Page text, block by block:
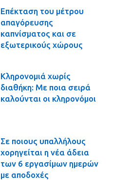
Επέκταση του μέτρου
απαγόρευσης
καπνίσματος και σε
εξωτερικούς χώρους
Κληρονομιά χωρίς
διαθήκη: Με ποια σειρά
καλούνται οι κληρονόμοι
Σε ποιους υπαλλήλους
χορηγείται η νέα άδεια
των 6 εργασίμων ημερών
με αποδοχές